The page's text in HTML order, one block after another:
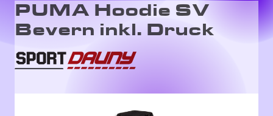
PUMA Hoodie SV
Bevern inkl. Druck